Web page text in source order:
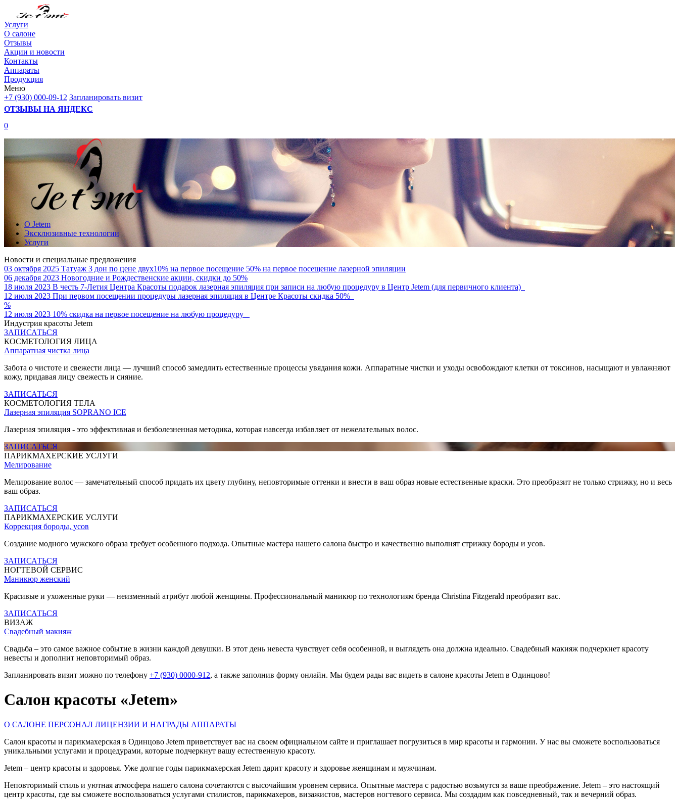
Услуги
О салоне
Отзывы
Акции и новости
Контакты
Аппараты
Продукция
Меню
+7 (930) 000-09-12 Запланировать визит
ОТЗЫВЫ НА ЯНДЕКС
0
О Jetem
Эксклюзивные технологии
Услуги
Новости и специальные предложения
03 октября 2025 Татуаж 3 дон по цене двух10% на первое посещение 50% на первое посещение лазерной эпиляции
06 декабря 2023 Новогодние и Рождественские акции, скидки до 50%
18 июля 2023 В честь 7-Летия Центра Красоты подарок лазерная эпиляция при записи на любую процедуру в Центр Jetem (для первичного клиента)
12 июля 2023 При первом посещении процедуры лазерная эпиляция в Центре Красоты скидка 50%
%
12 июля 2023 10% скидка на первое посещение на любую процедуру
Индустрия красоты Jetem
ЗАПИСАТЬСЯ
КОСМЕТОЛОГИЯ ЛИЦА
Аппаратная чистка лица
Забота о чистоте и свежести лица — лучший способ замедлить естественные процессы увядания кожи. Аппаратные чистки и уходы освобождают клетки от токсинов, насыщают и увлажняют
кожу, придавая лицу свежесть и сияние.
ЗАПИСАТЬСЯ
КОСМЕТОЛОГИЯ ТЕЛА
Лазерная эпиляция SOPRANO ICE
Лазерная эпиляция - это эффективная и безболезненная методика, которая навсегда избавляет от нежелательных волос.
ЗАПИСАТЬСЯ
ПАРИКМАХЕРСКИЕ УСЛУГИ
Мелирование
Мелирование волос — замечательный способ придать их цвету глубину, неповторимые оттенки и внести в ваш образ новые естественные краски. Это преобразит не только стрижку, но и весь
ваш образ.
ЗАПИСАТЬСЯ
ПАРИКМАХЕРСКИЕ УСЛУГИ
Коррекция бороды, усов
Создание модного мужского образа требует особенного подхода. Опытные мастера нашего салона быстро и качественно выполнят стрижку бороды и усов.
ЗАПИСАТЬСЯ
НОГТЕВОЙ СЕРВИС
Маникюр женский
Красивые и ухоженные руки — неизменный атрибут любой женщины. Профессиональный маникюр по технологиям бренда Christina Fitzgerald преобразит вас.
ЗАПИСАТЬСЯ
ВИЗАЖ
Свадебный макияж
Свадьба – это самое важное событие в жизни каждой девушки. В этот день невеста чувствует себя особенной, и выглядеть она должна идеально. Свадебный макияж подчеркнет красоту
невесты и дополнит неповторимый образ.
Запланировать визит можно по телефону +7 (930) 0000-912, а также заполнив форму онлайн. Мы будем рады вас видеть в салоне красоты Jetem в Одинцово!
Салон красоты «Jetem»
О САЛОНЕ ПЕРСОНАЛ ЛИЦЕНЗИИ И НАГРАДЫ АППАРАТЫ
Салон красоты и парикмахерская в Одинцово Jetem приветствует вас на своем официальном сайте и приглашает погрузиться в мир красоты и гармонии. У нас вы сможете воспользоваться
уникальными услугами и процедурами, которые подчеркнут вашу естественную красоту.
Jetem – центр красоты и здоровья. Уже долгие годы парикмахерская Jetem дарит красоту и здоровье женщинам и мужчинам.
Неповторимый стиль и уютная атмосфера нашего салона сочетаются с высочайшим уровнем сервиса. Опытные мастера с радостью возьмутся за ваше преображение. Jetem – это настоящий
центр красоты, где вы сможете воспользоваться услугами стилистов, парикмахеров, визажистов, мастеров ногтевого сервиса. Мы создадим как повседневный, так и вечерний образ.